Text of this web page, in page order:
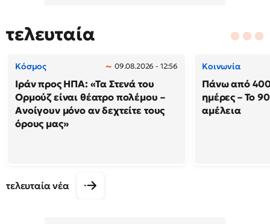
τελευταία
Κόσμος 09.08.2026 - 12:56
Ιράν προς ΗΠΑ: «Τα Στενά του
Ορμούζ είναι θέατρο πολέμου –
Ανοίγουν μόνο αν δεχτείτε τους
όρους μας»
Κοινωνία
Πάνω από
ημέρες – Το
αμέλεια
τελευταία νέα